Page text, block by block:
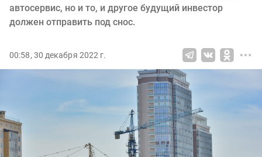
автосервис, но и то, и другое будущий инвестор
должен отправить под снос.
00:58, 30 декабря 2022 г.